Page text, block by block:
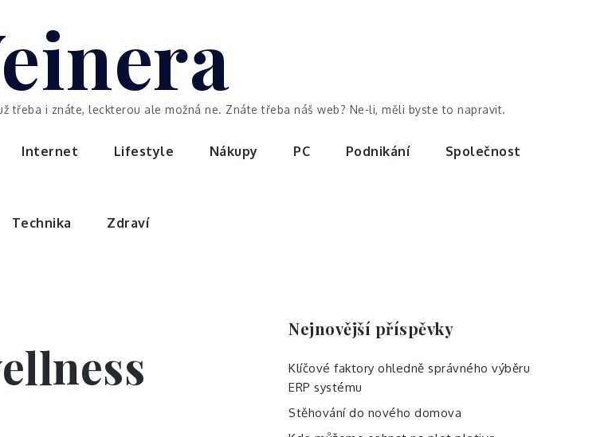
třeba i znáte, leckterou ale možná ne. Znáte třeba náš web? Ne-li, měli byste to napravit.
Internet Lifestyle Nákupy PC Podnikání Společnost
Technika Zdraví
Nejnovější příspěvky
Klíčové faktory ohledně správného výběru
ERP systému
Stěhování do nového domova